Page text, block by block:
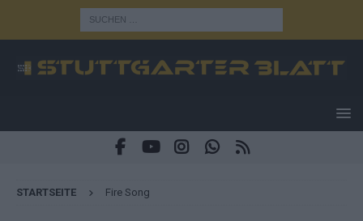
STARTSEITE Fire Song